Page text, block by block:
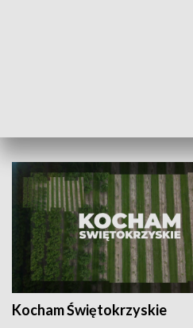
Kocham Świętokrzyskie